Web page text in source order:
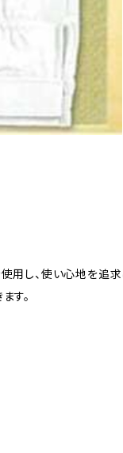
用し、使い心地を追
す。